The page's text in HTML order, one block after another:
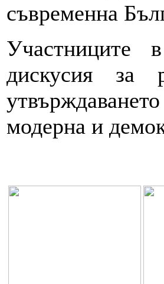
съвременна
Участниците
дискусия за
модерна и